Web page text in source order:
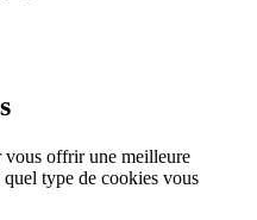
vous offrir une meilleure
type de cookies vous